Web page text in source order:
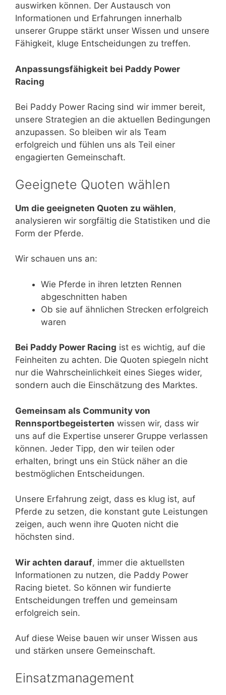
auswirken können. Der Austausch von
Informationen und Erfahrungen innerhalb
unserer Gruppe stärkt unser Wissen und unsere
Fähigkeit, kluge Entscheidungen zu treffen.
Anpassungsfähigkeit bei Paddy Power
Racing
Bei Paddy Power Racing sind wir immer bereit,
unsere Strategien an die aktuellen Bedingungen
anzupassen. So bleiben wir als Team
erfolgreich und fühlen uns als Teil einer
engagierten Gemeinschaft.
Geeignete Quoten wählen
Um die geeigneten Quoten zu wählen,
analysieren wir sorgfältig die Statistiken und die
Form der Pferde.
Wir schauen uns an:
Wie Pferde in ihren letzten Rennen
abgeschnitten haben
Ob sie auf ähnlichen Strecken erfolgreich
waren
Bei Paddy Power Racing ist es wichtig, auf die
Feinheiten zu achten. Die Quoten spiegeln nicht
nur die Wahrscheinlichkeit eines Sieges wider,
sondern auch die Einschätzung des Marktes.
Gemeinsam als Community von
Rennsportbegeisterten wissen wir, dass wir
uns auf die Expertise unserer Gruppe verlassen
können. Jeder Tipp, den wir teilen oder
erhalten, bringt uns ein Stück näher an die
bestmöglichen Entscheidungen.
Unsere Erfahrung zeigt, dass es klug ist, auf
Pferde zu setzen, die konstant gute Leistungen
zeigen, auch wenn ihre Quoten nicht die
höchsten sind.
Wir achten darauf, immer die aktuellsten
Informationen zu nutzen, die Paddy Power
Racing bietet. So können wir fundierte
Entscheidungen treffen und gemeinsam
erfolgreich sein.
Auf diese Weise bauen wir unser Wissen aus
und stärken unsere Gemeinschaft.
Einsatzmanagement